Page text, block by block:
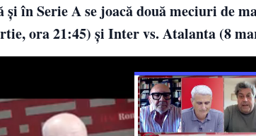
în Serie A se joacă două meciuri de
ora 21:45) și Inter vs. Atalanta (8